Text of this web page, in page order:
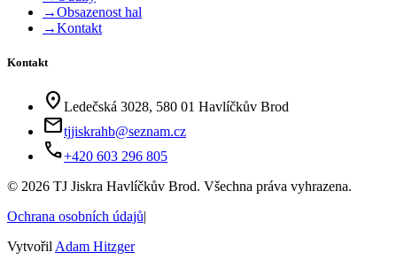
→Obsazenost hal
→Kontakt
Kontakt
location_on Ledečská 3028, 580 01 Havlíčkův Brod
mailtjjiskrahb@seznam.cz
phone+420 603 296 805
© 2026 TJ Jiskra Havlíčkův Brod. Všechna práva vyhrazena.
Ochrana osobních údajů|
Vytvořil Adam Hitzger